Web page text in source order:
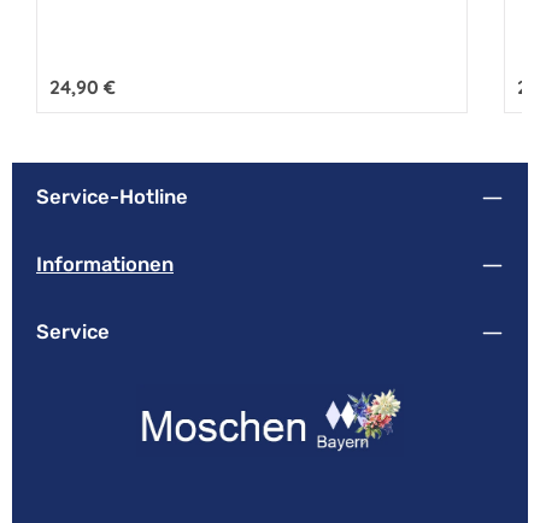
Regulärer Preis:
24,90 €
Service-Hotline
Informationen
Service